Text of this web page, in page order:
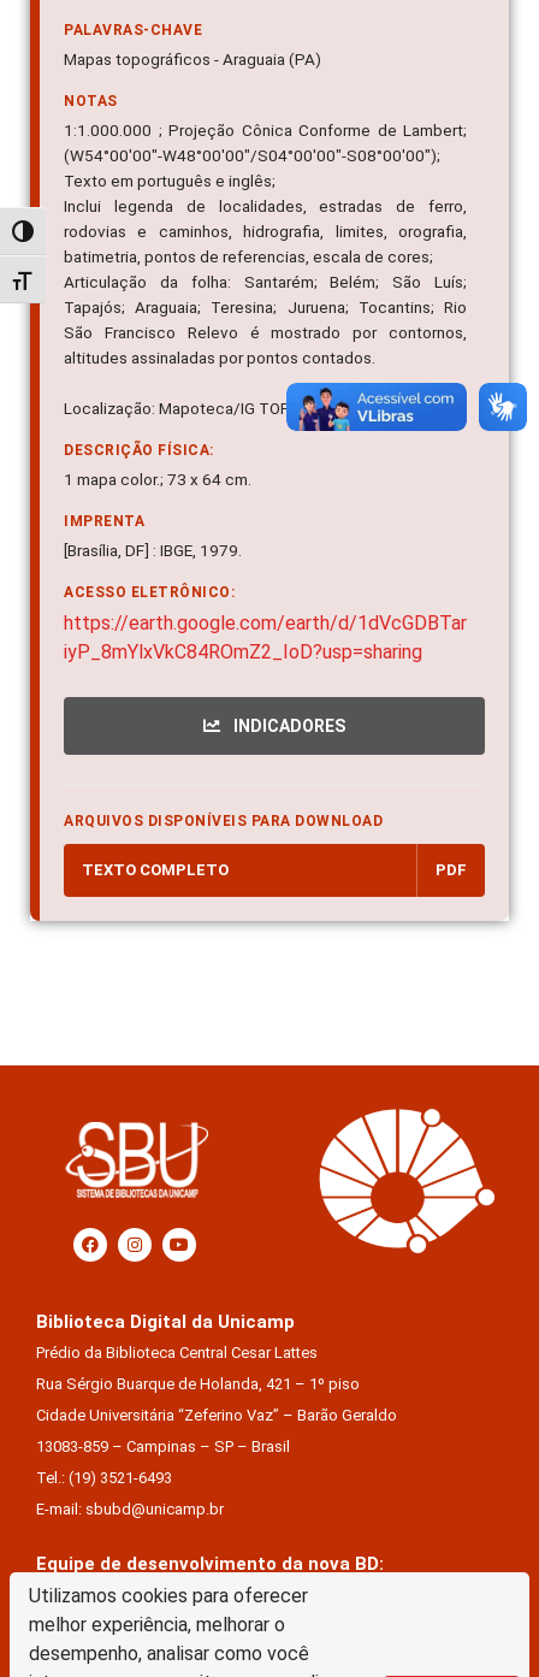
Utilizamos cookies para oferecer
melhor experiência, melhorar o
desempenho, analisar como você
Alternar alto contraste
Alternar tamanho da fonte
PALAVRAS-CHAVE
Mapas topográficos - Araguaia (PA)
NOTAS
1:1.000.000 ; Projeção Cônica Conforme de Lambert;
(W54°00'00"-W48°00'00"/S04°00'00"-S08°00'00");
Texto em português e inglês;
Inclui legenda de localidades, estradas de ferro,
rodovias e caminhos, hidrografia, limites, orografia,
batimetria, pontos de referencias, escala de cores;
Articulação da folha: Santarém; Belém; São Luís;
Tapajós; Araguaia; Teresina; Juruena; Tocantins; Rio
São Francisco Relevo é mostrado por contornos,
altitudes assinaladas por pontos contados.
Localização: Mapoteca/IG TOP 03.20/002 2.ed.
DESCRIÇÃO FÍSICA:
1 mapa color.; 73 x 64 cm.
IMPRENTA
[Brasília, DF] : IBGE, 1979.
ACESSO ELETRÔNICO:
https://earth.google.com/earth/d/1dVcGDBTar
iyP_8mYlxVkC84ROmZ2_IoD?usp=sharing
INDICADORES
ARQUIVOS DISPONÍVEIS PARA DOWNLOAD
TEXTO COMPLETO PDF
Biblioteca Digital da Unicamp
Prédio da Biblioteca Central Cesar Lattes
Rua Sérgio Buarque de Holanda, 421 – 1º piso
Cidade Universitária “Zeferino Vaz” – Barão Geraldo
13083-859 – Campinas – SP – Brasil
Tel.: (19) 3521-6493
E-mail: sbubd@unicamp.br
Equipe de desenvolvimento da nova BD:
Keite Aparecida Duarte
Márcio Vinícius De Jesus Almeida
Saul Victor De Castro E Silva